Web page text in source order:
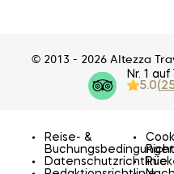
© 2013 - 2026 Altezza
Nr. 1
5.0
Reise- &
Datenschutzrichtlinie